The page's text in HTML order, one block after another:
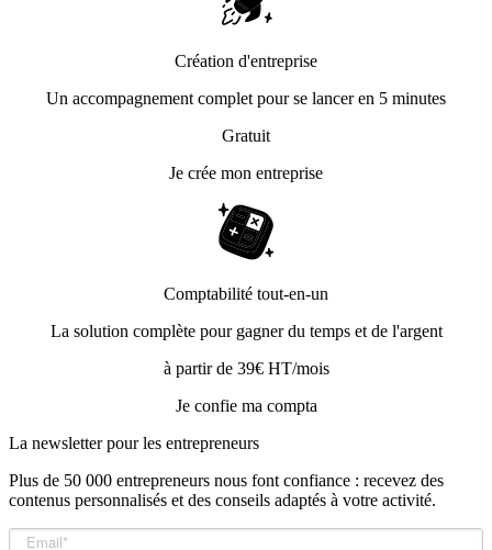
Création d'entreprise
Un accompagnement complet pour se lancer en 5 minutes
Gratuit
Je crée mon entreprise
Comptabilité tout-en-un
La solution complète pour gagner du temps et de l'argent
à partir de 39€ HT/mois
Je confie ma compta
La newsletter pour les entrepreneurs
Plus de 50 000 entrepreneurs nous font confiance : recevez des
contenus personnalisés et des conseils adaptés à votre activité.